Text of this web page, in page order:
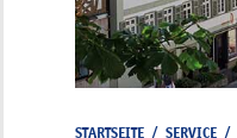
STARTSEITE / SERVICE /